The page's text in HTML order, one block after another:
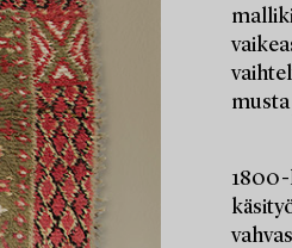
musta
1800-